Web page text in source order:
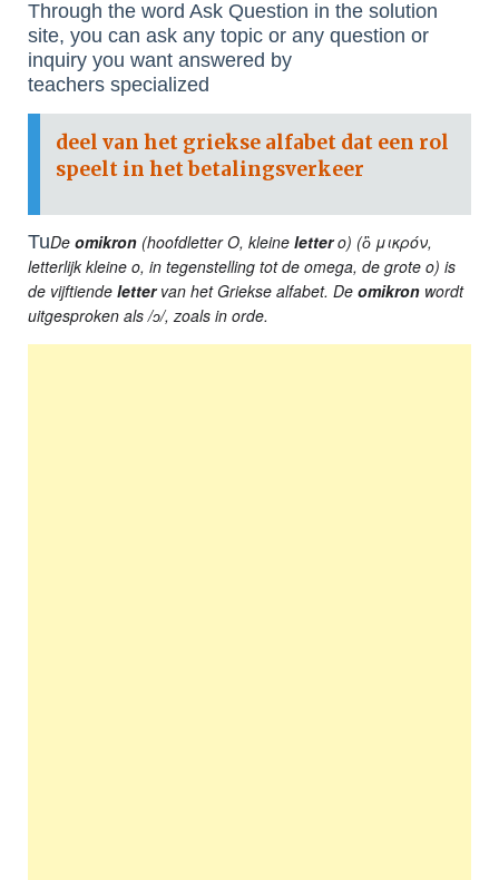
Through the word Ask Question in the solution
site, you can ask any topic or any question or
inquiry you want answered by
teachers specialized
deel van het griekse alfabet dat een rol
speelt in het betalingsverkeer
TuDe omikron (hoofdletter Ο, kleine letter ο) (ὂ μικρόν,
letterlijk kleine o, in tegenstelling tot de omega, de grote o) is
de vijftiende letter van het Griekse alfabet. De omikron wordt
uitgesproken als /ɔ/, zoals in orde.